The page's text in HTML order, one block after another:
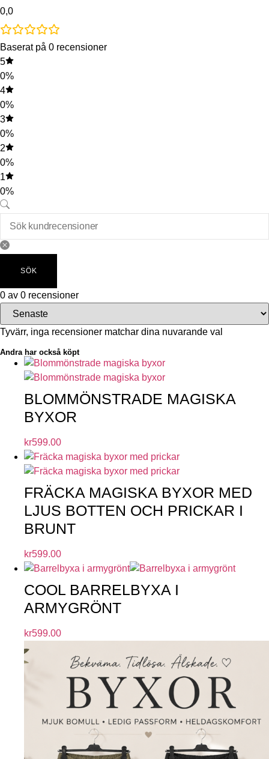
0,0
Baserat på 0 recensioner
5
0%
4
0%
3
0%
2
0%
1
0%
SÖK
0 av 0 recensioner
Tyvärr, inga recensioner matchar dina nuvarande val
Andra har också köpt
BLOMMÖNSTRADE MAGISKA
BYXOR
kr599.00
FRÄCKA MAGISKA BYXOR MED
LJUS BOTTEN OCH PRICKAR I
BRUNT
kr599.00
COOL BARRELBYXA I
ARMYGRÖNT
kr599.00